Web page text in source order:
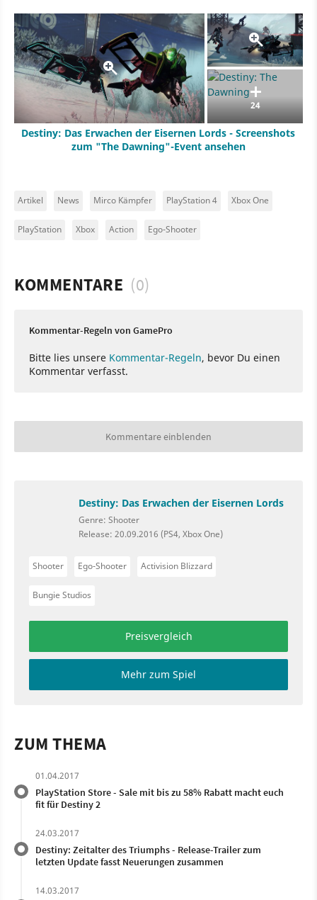
24
Destiny: Das Erwachen der Eisernen Lords - Screenshots
zum "The Dawning"-Event ansehen
Artikel News Mirco Kämpfer PlayStation 4 Xbox One
PlayStation Xbox Action Ego-Shooter
KOMMENTARE (0)
Kommentar-Regeln von GamePro
Bitte lies unsere Kommentar-Regeln, bevor Du einen
Kommentar verfasst.
Kommentare einblenden
Destiny: Das Erwachen der Eisernen Lords
Genre: Shooter
Release: 20.09.2016 (PS4, Xbox One)
Shooter Ego-Shooter Activision Blizzard
Bungie Studios
Preisvergleich
Mehr zum Spiel
ZUM THEMA
01.04.2017
PlayStation Store - Sale mit bis zu 58% Rabatt macht euch
fit für Destiny 2
24.03.2017
Destiny: Zeitalter des Triumphs - Release-Trailer zum
letzten Update fasst Neuerungen zusammen
14.03.2017